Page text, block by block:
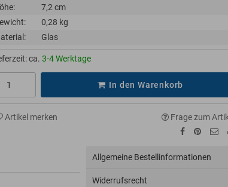
7,2 cm
0,28 kg
Glas
ca. 3-4 Werktage
In den Warenkorb
Artikel merken Frage zum
Allgemeine Bestellinformationen
Widerrufsrecht